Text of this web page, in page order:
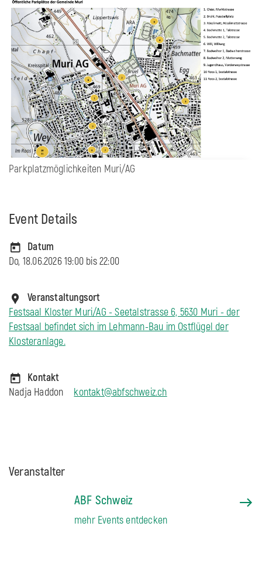
Parkplatzmöglichkeiten Muri/AG
Event Details
Datum
Do, 18.06.2026 19:00 bis22:00
Veranstaltungsort
Festsaal Kloster Muri/AG - Seetalstrasse 6, 5630 Muri - der
Festsaal befindet sich im Lehmann-Bau im Ostflügel der
Klosteranlage.
Kontakt
Nadja Haddon
kontakt@abfschweiz.ch
Veranstalter
ABF Schweiz
mehr Events entdecken